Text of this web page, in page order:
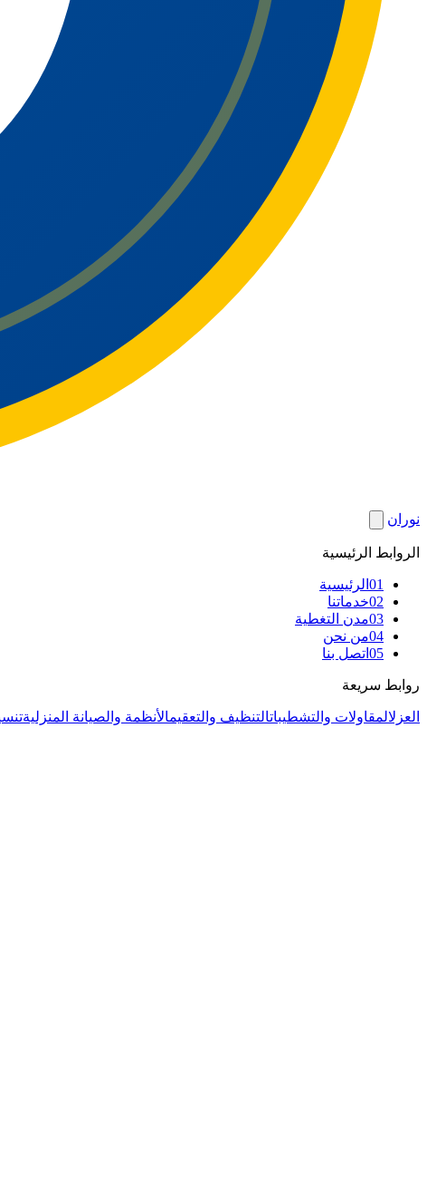
نوران
الروابط الرئيسية
01 الرئيسية
02خدماتنا
03مدن التغطية
04من نحن
05 اتصل بنا
روابط سريعة
العزلالمقاولات والتشطيباتالتنظيف والتعقيمالأنظمة والصيانة المنزلية